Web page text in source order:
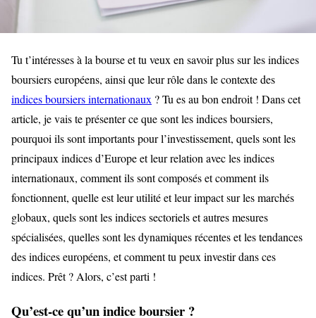
Tu t’intéresses à la bourse et tu veux en savoir plus sur les indices
boursiers européens, ainsi que leur rôle dans le contexte des
indices boursiers internationaux ? Tu es au bon endroit ! Dans cet
article, je vais te présenter ce que sont les indices boursiers,
pourquoi ils sont importants pour l’investissement, quels sont les
principaux indices d’Europe et leur relation avec les indices
internationaux, comment ils sont composés et comment ils
fonctionnent, quelle est leur utilité et leur impact sur les marchés
globaux, quels sont les indices sectoriels et autres mesures
spécialisées, quelles sont les dynamiques récentes et les tendances
des indices européens, et comment tu peux investir dans ces
indices. Prêt ? Alors, c’est parti !
Qu’est-ce qu’un indice boursier ?